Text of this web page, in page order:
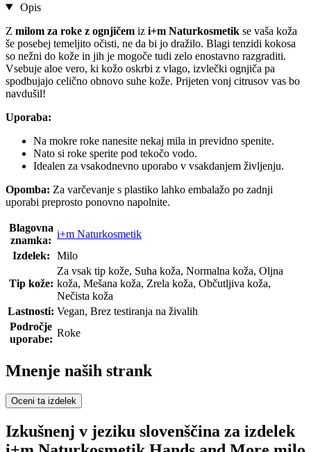
Opis
Z milom za roke z ognjičem iz i+m Naturkosmetik se vaša koža
še posebej temeljito očisti, ne da bi jo dražilo. Blagi tenzidi kokosa
so nežni do kože in jih je mogoče tudi zelo enostavno razgraditi.
Vsebuje aloe vero, ki kožo oskrbi z vlago, izvlečki ognjiča pa
spodbujajo celično obnovo suhe kože. Prijeten vonj citrusov vas bo
navdušil!
Uporaba:
Na mokre roke nanesite nekaj mila in previdno spenite.
Nato si roke sperite pod tekočo vodo.
Idealen za vsakodnevno uporabo v vsakdanjem življenju.
Opomba: Za varčevanje s plastiko lahko embalažo po zadnji
uporabi preprosto ponovno napolnite.
Blagovna
znamka:
i+m Naturkosmetik
Izdelek:
Milo
Tip kože:
Za vsak tip kože, Suha koža, Normalna koža, Oljna
koža, Mešana koža, Zrela koža, Občutljiva koža,
Nečista koža
Lastnosti: Vegan, Brez testiranja na živalih
Področje
uporabe:
Roke
Mnenje naših strank
Oceni ta izdelek
Izkušnenj v jeziku slovenščina za izdelek